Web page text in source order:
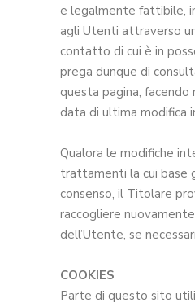
e legalmente fattibile,
agli Utenti attraverso
contatto di cui è in
prega dunque di
questa pagina,
data di ultima modifica
Qualora le modifiche
trattamenti la cui base
consenso, il Titolare
raccogliere
dell’Utente, se
COOKIES
Parte di questo sito